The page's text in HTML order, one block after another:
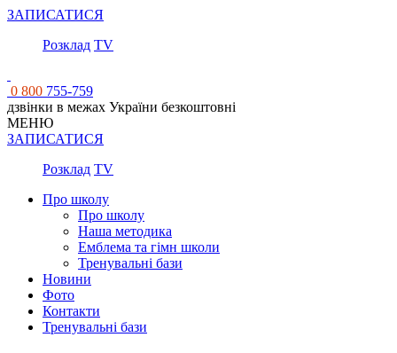
ЗАПИСАТИСЯ
Розклад TV
0 800 755-759
дзвінки в межах України безкоштовні
МЕНЮ
ЗАПИСАТИСЯ
Розклад TV
Про школу
Про школу
Наша методика
Емблема та гімн школи
Тренувальні бази
Новини
Фото
Контакти
Тренувальні бази